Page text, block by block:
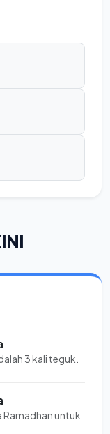
3 kali teguk.
Ramadhan untuk